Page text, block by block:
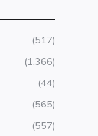
(517)
(1.366)
(44)
(565)
(557)